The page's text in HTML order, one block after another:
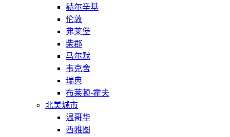
赫尔辛基
伦敦
弗莱堡
柴郡
马尔默
韦克舍
瑞典
布莱顿-霍夫
北美城市
温哥华
西雅图